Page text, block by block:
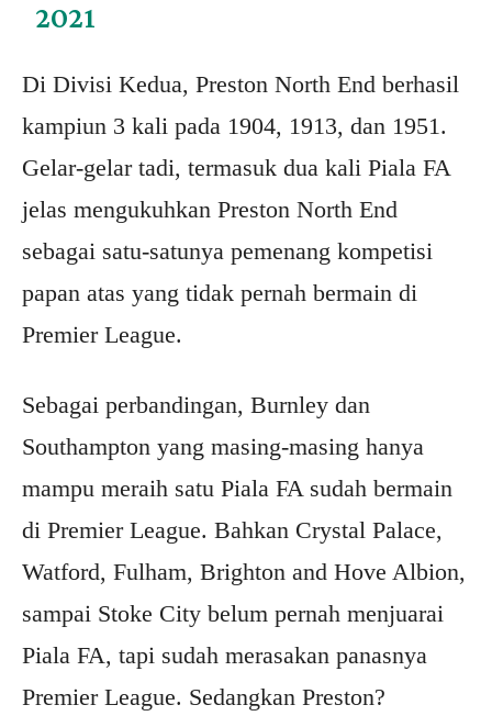
2021
Di Divisi Kedua, Preston North End berhasil
kampiun 3 kali pada 1904, 1913, dan 1951.
Gelar-gelar tadi, termasuk dua kali Piala FA
jelas mengukuhkan Preston North End
sebagai satu-satunya pemenang kompetisi
papan atas yang tidak pernah bermain di
Premier League.
Sebagai perbandingan, Burnley dan
Southampton yang masing-masing hanya
mampu meraih satu Piala FA sudah bermain
di Premier League. Bahkan Crystal Palace,
Watford, Fulham, Brighton and Hove Albion,
sampai Stoke City belum pernah menjuarai
Piala FA, tapi sudah merasakan panasnya
Premier League. Sedangkan Preston?